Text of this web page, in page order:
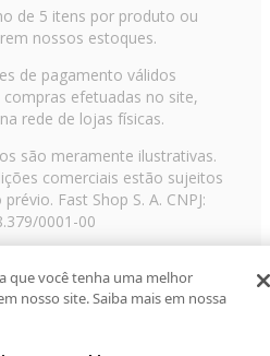
de 5 itens por produto ou
nossos estoques.
de pagamento válidos
efetuadas no site,
rede de lojas físicas.
são meramente ilustrativas.
comerciais estão sujeitos
Fast Shop S. A. CNPJ:
0001-00
Telefone: 11 3003-3728 ©
os direitos reservadosRF
que você tenha uma melhor
nosso site. Saiba mais em nossa